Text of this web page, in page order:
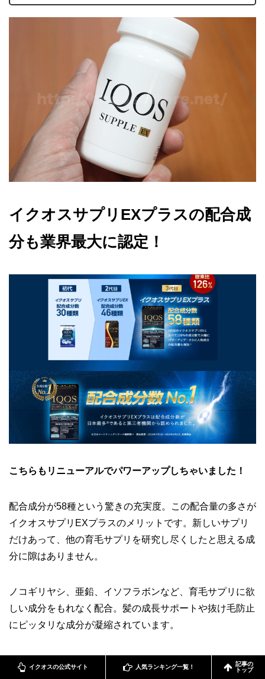
イクオスサプリEXプラスの配合成
分も業界最大に認定！
こちらもリニューアルでパワーアップしちゃいました！
配合成分が58種という驚きの充実度。この配合量の多さが
イクオスサプリEXプラスのメリットです。新しいサプリ
だけあって、他の育毛サプリを研究し尽くしたと思える成
分に隙はありません。
ノコギリヤシ、亜鉛、イソフラボンなど、育毛サプリに欲
しい成分をもれなく配合。髪の成長サポートや抜け毛防止
にピッタリな成分が凝縮されています。
さらに、主要成分配合量公開でこちら
イクオスの公式サイト 人気ランキング一覧！
記事の
トップ